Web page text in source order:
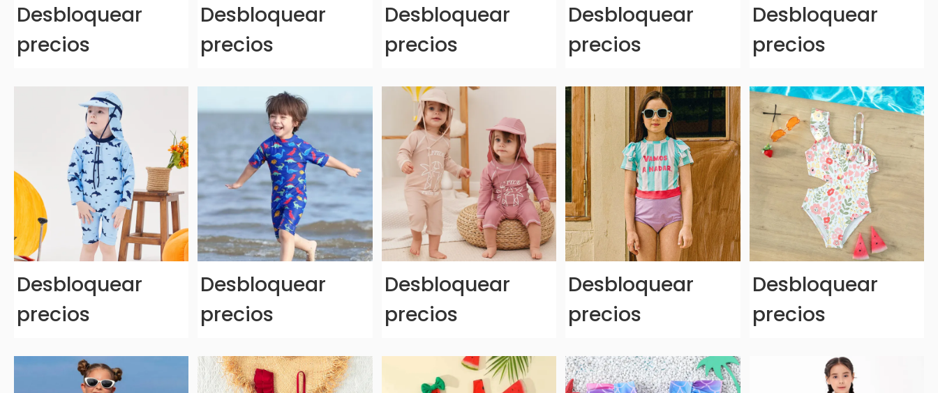
Desbloquear
precios
Desbloquear
precios
Desbloquear
precios
Desbloquear
precios
Desbloquear
precios
Desbloquear
precios
Desbloquear
precios
Desbloquear
precios
Desbloquear
precios
Desbloquear
precios